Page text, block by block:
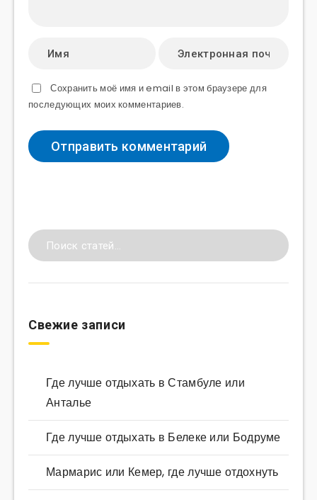
Сохранить моё имя и email в этом браузере для
последующих моих комментариев.
Свежие записи
Где лучше отдыхать в Стамбуле или
Анталье
Где лучше отдыхать в Белеке или Бодруме
Мармарис или Кемер, где лучше отдохнуть